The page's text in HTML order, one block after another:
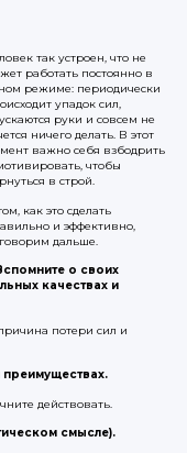
так устроен, что не
работать постоянно в
режиме: периодически
упадок сил,
руки и совсем не
ничего делать. В этот
важно себя взбодрить
чтобы
в строй.
как это сделать
и эффективно,
дальше.
о своих
качествах и
потери сил и
действовать.
смысле).